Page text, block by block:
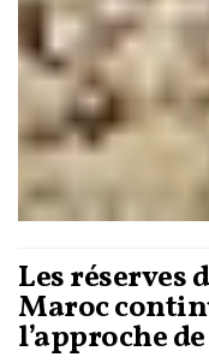
Les réserves
Maroc
l’approche de